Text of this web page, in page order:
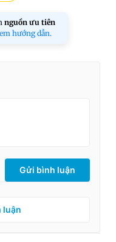
nguồn ưu tiên
hướng dẫn.
Gửi bình luận
luận